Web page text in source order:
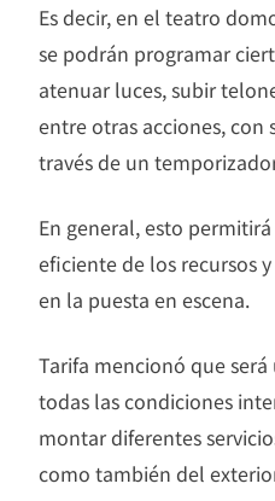
Es decir, en el teatro
se podrán programar
atenuar luces, subir
entre otras acciones, con
través de un
En general, esto
eficiente de los recursos
en la puesta en escena.
Tarifa mencionó que
todas las condiciones
montar diferentes
como también del